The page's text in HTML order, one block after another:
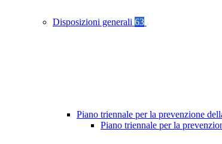
Disposizioni generali 63
Piano triennale per la prevenzione
Piano triennale per la